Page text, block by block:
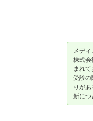
メデ
株式会
まれ
受診の
りが
新につ